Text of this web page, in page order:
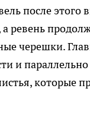
после этого
ревень
черешки.
и параллельно
которые